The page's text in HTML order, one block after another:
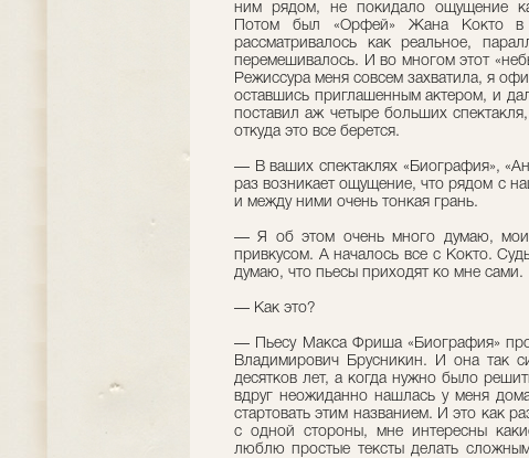
ним рядом, не покидало ощущение
Потом был «Орфей» Жана Кокто в
рассматривалось как реальное,
перемешивалось. И во многом этот
Режиссура меня совсем захватила, я
оставшись приглашенным актером, и
поставил аж четыре больших
откуда это все берется.
— В ваших спектаклях «Биография»,
раз возникает ощущение, что рядом с
и между ними очень тонкая грань.
— Я об этом очень много думаю, мои
привкусом. А началось все с Кокто.
думаю, что пьесы приходят ко мне сами.
— Как это?
— Пьесу Макса Фриша «Биография»
Владимирович Брусникин. И она так
десятков лет, а когда нужно было
вдруг неожиданно нашлась у меня
стартовать этим названием. И это как
с одной стороны, мне интересны
люблю простые тексты делать